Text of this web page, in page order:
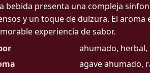
bebida presenta una compleja
y un toque de dulzura. El
experiencia de sabor.
ahumado,
agave ahumado,